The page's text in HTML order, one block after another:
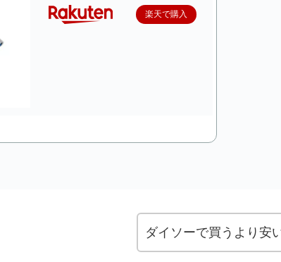
楽天で購入
ダイソーで買うより安